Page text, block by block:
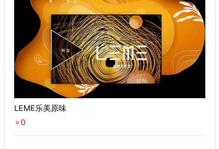
LEME乐美原味
￥ 0